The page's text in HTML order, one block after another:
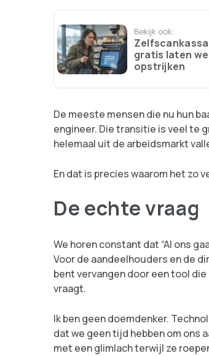
Bekijk ook:
gratis laten
opstrijken
De meeste mensen die nu hun
engineer. Die transitie is veel te
helemaal uit de arbeidsmarkt
En dat is precies waarom het zo
De echte vraag
We horen constant dat “AI ons
Voor de aandeelhouders en de
bent vervangen door een tool
vraagt.
Ik ben geen doemdenker.
dat we geen tijd hebben om ons
met een glimlach terwijl ze